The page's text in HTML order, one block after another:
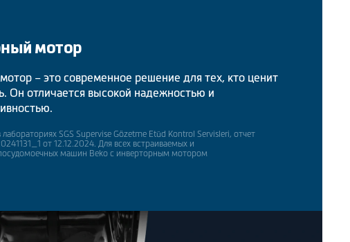
мотор
– это современное решение для тех, кто ценит
Он отличается высокой надежностью и
SGS Supervise Gözetme Etüd Kontrol Servisleri, отчет
от 12.12.2024. Для всех встраиваемых и
машин Beko c инверторным мотором